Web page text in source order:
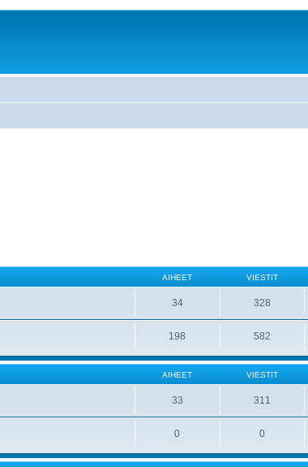
AIHEET VIESTIT
34 328
198 582
AIHEET VIESTIT
33 311
0 0